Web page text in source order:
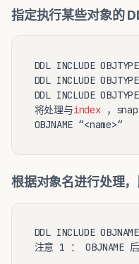
指定执行某些对象的
DDL INCLUDE
DDL INCLUDE
DDL INCLUDE
将处理与index ，
根据对象名进行处理，
DDL INCLUDE